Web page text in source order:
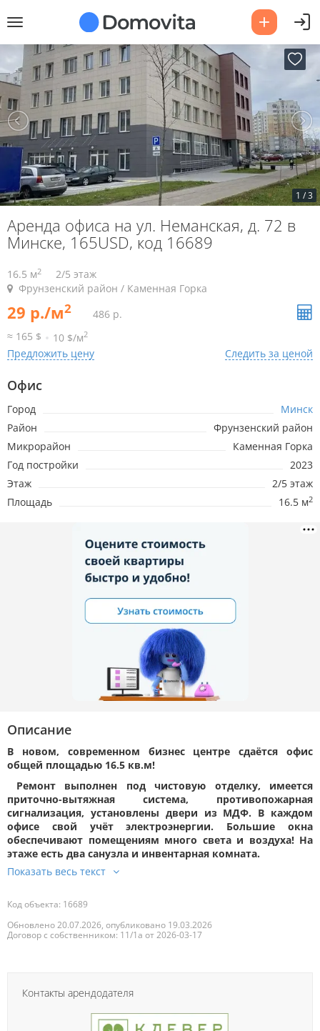
1 /3
Аренда офиса на ул. Неманская, д. 72 в
Минске, 165USD, код 16689
16.5 м2
2/5 этаж
Фрунзенский район / Каменная Горка
29 р./м2
486 р.
≈ 165 $
10 $/м2
Предложить цену Следить за ценой
Офис
Город
Минск
Район
Фрунзенский район
Микрорайон
Каменная Горка
Год постройки
2023
Этаж
2/5 этаж
Площадь
16.5 м2
Описание
В новом, современном бизнес центре сдаётся офис
общей площадью 16.5 кв.м!
Ремонт выполнен под чистовую отделку, имеется
приточно-вытяжная система, противопожарная
сигнализация, установлены двери из МДФ. В каждом
офисе свой учёт электроэнергии. Большие окна
обеспечивают помещениям много света и воздуха! На
этаже есть два санузла и инвентарная комната.
Код объекта: 16689
Обновлено 20.07.2026, опубликовано 19.03.2026
Договор с собственником: 11/1а от 2026-03-17
Контакты арендодателя